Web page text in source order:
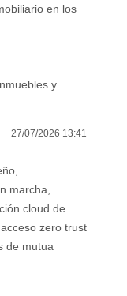
en los
y
27/07/2026 13:41
marcha,
cloud de
zero trust
de mutua